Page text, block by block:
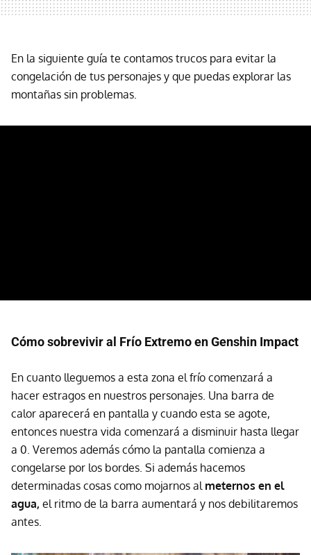
En la siguiente guía te contamos trucos para evitar la
congelación de tus personajes y que puedas explorar las
montañas sin problemas.
Cómo sobrevivir al Frío Extremo en Genshin Impact
En cuanto lleguemos a esta zona el frío comenzará a
hacer estragos en nuestros personajes. Una barra de
calor aparecerá en pantalla y cuando esta se agote,
entonces nuestra vida comenzará a disminuir hasta llegar
a 0. Veremos además cómo la pantalla comienza a
congelarse por los bordes. Si además hacemos
determinadas cosas como mojarnos al meternos en el
agua, el ritmo de la barra aumentará y nos debilitaremos
antes.